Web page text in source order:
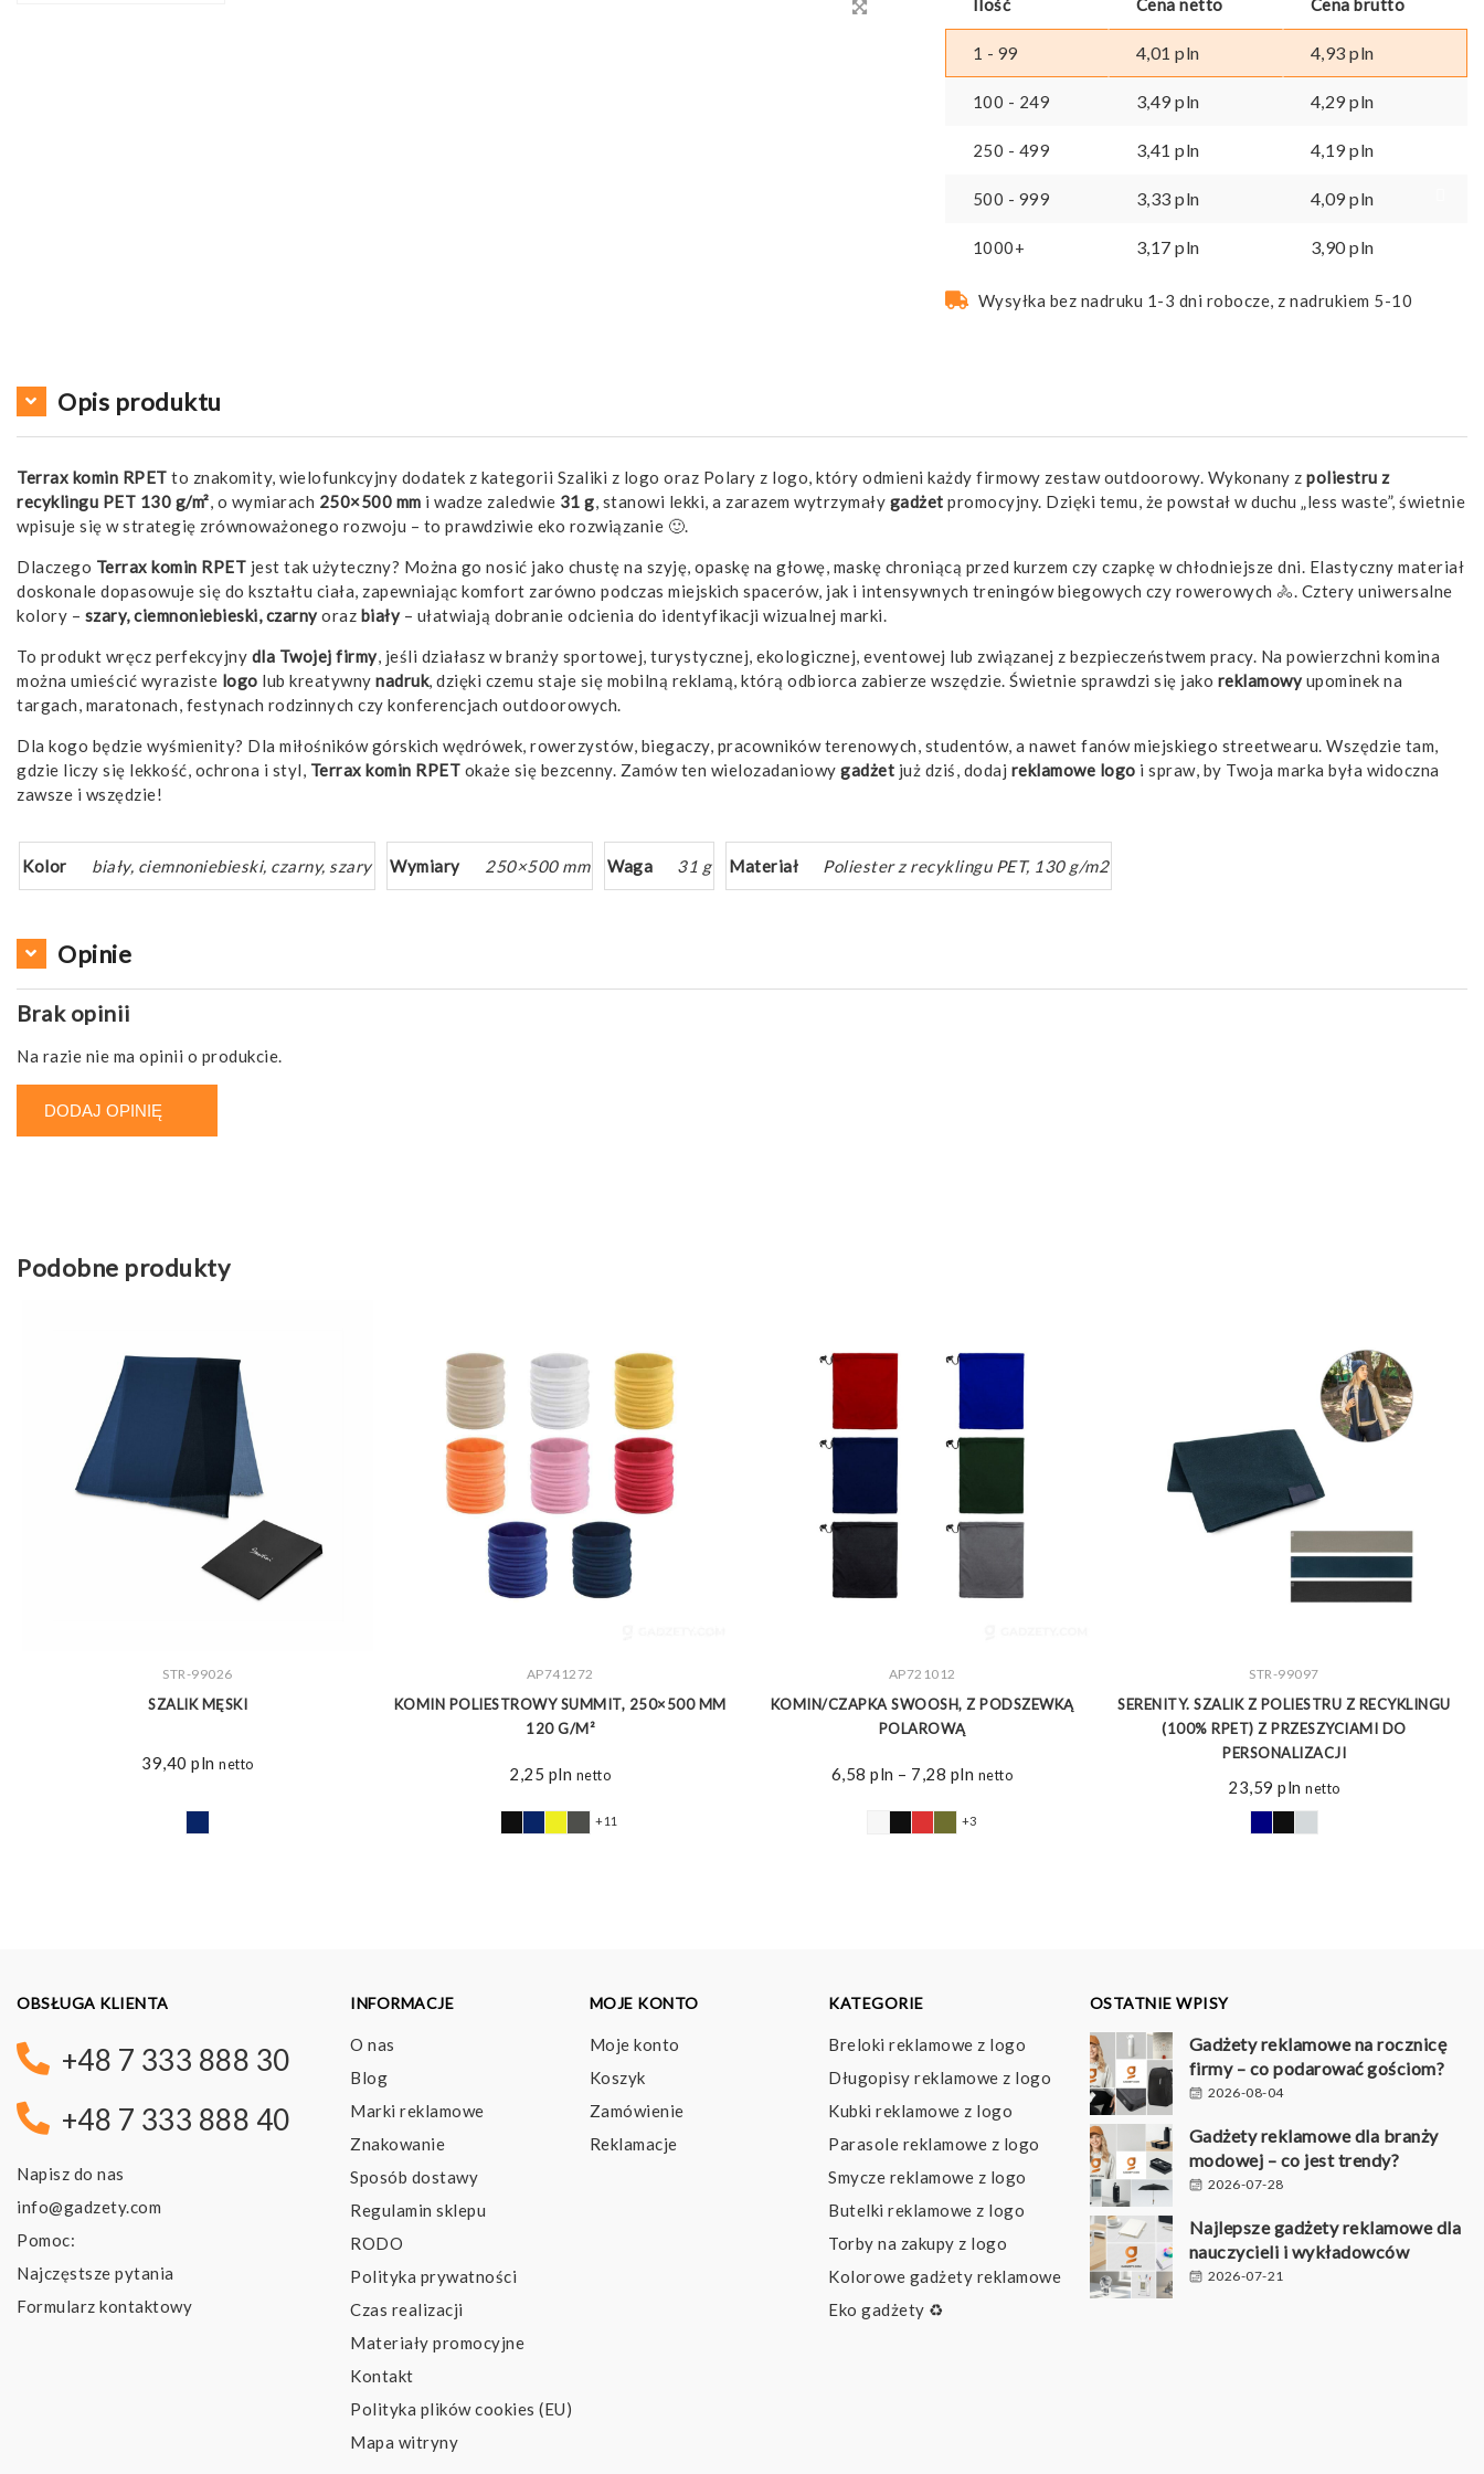
1 - 99 4,01pln 4,93pln
100 - 249 3,49pln 4,29pln
250 - 499 3,41pln 4,19pln
500 - 999 3,33pln 4,09pln
1000+ 3,17pln 3,90pln
Wysyłka bez nadruku 1-3 dni robocze, z nadrukiem 5-10
Opis produktu
Terrax komin RPET to znakomity, wielofunkcyjny dodatek z kategorii Szaliki z logo oraz Polary z logo, który odmieni każdy firmowy zestaw outdoorowy. Wykonany z poliestru z
recyklingu PET 130 g/m² , o wymiarach 250×500 mm i wadze zaledwie 31 g , stanowi lekki, a zarazem wytrzymały gadżet promocyjny. Dzięki temu, że powstał w duchu „less waste”, świetnie
wpisuje się w strategię zrównoważonego rozwoju – to prawdziwie eko rozwiązanie 🙂.
Dlaczego Terrax komin RPET jest tak użyteczny? Można go nosić jako chustę na szyję, opaskę na głowę, maskę chroniącą przed kurzem czy czapkę w chłodniejsze dni. Elastyczny materiał
doskonale dopasowuje się do kształtu ciała, zapewniając komfort zarówno podczas miejskich spacerów, jak i intensywnych treningów biegowych czy rowerowych 🚴. Cztery uniwersalne
kolory – szary, ciemnoniebieski, czarnyoraz biały– ułatwiają dobranie odcienia do identyfikacji wizualnej marki.
To produkt wręcz perfekcyjny dla Twojej firmy, jeśli działasz w branży sportowej, turystycznej, ekologicznej, eventowej lub związanej z bezpieczeństwem pracy. Na powierzchni komina
można umieścić wyraziste logo lub kreatywny nadruk, dzięki czemu staje się mobilną reklamą, którą odbiorca zabierze wszędzie. Świetnie sprawdzi się jako reklamowyupominek na
targach, maratonach, festynach rodzinnych czy konferencjach outdoorowych.
Dla kogo będzie wyśmienity? Dla miłośników górskich wędrówek, rowerzystów, biegaczy, pracowników terenowych, studentów, a nawet fanów miejskiego streetwearu. Wszędzie tam,
gdzie liczy się lekkość, ochrona i styl, Terrax komin RPET okaże się bezcenny. Zamów ten wielozadaniowy gadżet już dziś, dodaj reklamowe logo i spraw, by Twoja marka była widoczna
zawsze i wszędzie!
Kolor biały, ciemnoniebieski, czarny, szary Wymiary 250×500 mm Waga 31 g Materiał Poliester z recyklingu PET, 130 g/m2
Opinie
Brak opinii
Na razie nie ma opinii o produkcie.
DODAJ OPINIĘ
Podobne produkty
ZOBACZ WIĘCEJ
STR-99026
SZALIK MĘSKI
39,40pln netto
ZOBACZ WIĘCEJ
AP741272
KOMIN POLIESTROWY SUMMIT, 250×500 MM
120 G/M²
2,25 pln netto
+11
ZOBACZ WIĘCEJ
AP721012
KOMIN/CZAPKA SWOOSH, Z PODSZEWKĄ
POLAROWĄ
6,58pln – 7,28 pln Zakres
od
6,58 pln
netto
+3
ZOBACZ WIĘCEJ
STR-99097
SERENITY. SZALIK Z POLIESTRU Z RECYKLINGU
(100% RPET) Z PRZESZYCIAMI DO
PERSONALIZACJI
23,59pln netto
OBSŁUGA KLIENTA
+48 7 333 888 30
+48 7 333 888 40
Napisz do nas
info@gadzety.com
Pomoc:
Najczęstsze pytania
Formularz kontaktowy
INFORMACJE
O nas
Blog
Marki reklamowe
Znakowanie
Sposób dostawy
Regulamin sklepu
RODO
Polityka prywatności
Czas realizacji
Materiały promocyjne
Kontakt
Polityka plików cookies (EU)
Mapa witryny
MOJE KONTO
Moje konto
Koszyk
Zamówienie
Reklamacje
KATEGORIE
Breloki reklamowe z logo
Długopisy reklamowe z logo
Kubki reklamowe z logo
Parasole reklamowe z logo
Smycze reklamowe z logo
Butelki reklamowe z logo
Torby na zakupy z logo
Kolorowe gadżety reklamowe
Eko gadżety ♻️
OSTATNIE WPISY
Gadżety reklamowe na rocznicę
firmy – co podarować gościom?
2026-08-04
Gadżety reklamowe dla branży
modowej – co jest trendy?
2026-07-28
Najlepsze gadżety reklamowe dla
nauczycieli i wykładowców
2026-07-21